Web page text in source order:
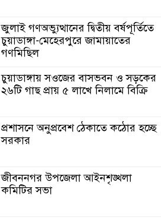
জুলাই গণঅভ্যুত্থানের দ্বিতীয় বর্ষপূর্তিতে
চুয়াডাঙ্গা-মেহেরপুরে জামায়াতের
গণমিছিল
চুয়াডাঙ্গায় সওজের বাসভবন ও সড়কের
২৬টি গাছ প্রায় ৫ লাখে নিলামে বিক্রি
প্রশাসনে অনুপ্রবেশ ঠেকাতে কঠোর হচ্ছে
সরকার
জীবননগর উপজেলা আইনশৃঙ্খলা
কমিটির সভা